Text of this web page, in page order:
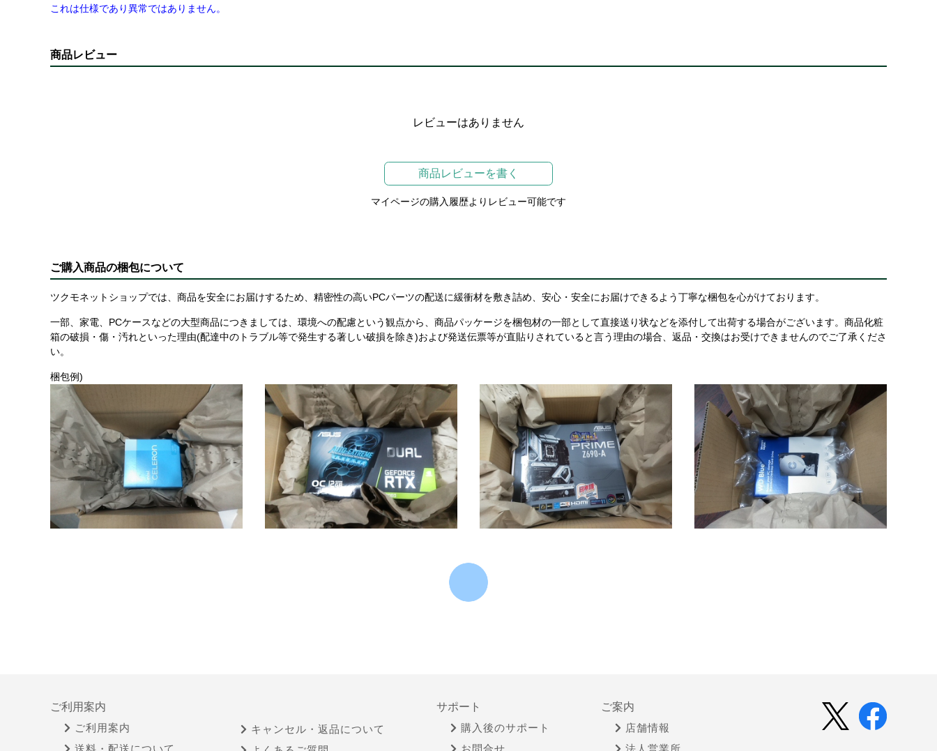
これは仕様であり異常ではありません。
商品レビュー
レビューはありません
商品レビューを書く
マイページの購入履歴よりレビュー可能です
ご購入商品の梱包について
ツクモネットショップでは、商品を安全にお届けするため、精密性の高いPCパーツの配送に緩衝材を敷き詰め、安心・安全にお届けできるよう丁寧な梱包を心がけております。
一部、家電、PCケースなどの大型商品につきましては、環境への配慮という観点から、商品パッケージを梱包材の一部として直接送り状などを添付して出荷する場合がございます。商品化粧
箱の破損・傷・汚れといった理由(配達中のトラブル等で発生する著しい破損を除き)および発送伝票等が直貼りされていると言う理由の場合、返品・交換はお受けできませんのでご了承くださ
い。
梱包例)
ご利用案内
ご利用案内
キャンセル・返品について
サポート
購入後のサポート
ご案内
店舗情報